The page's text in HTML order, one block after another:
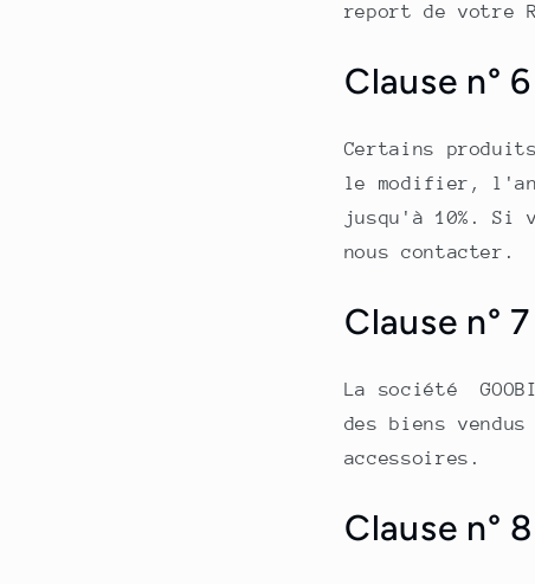
report de votre
Clause n°
Certains
le modifier,
jusqu'à 10%. Si
nous contacter.
Clause n°
La société
des biens
accessoires.
Clause n°